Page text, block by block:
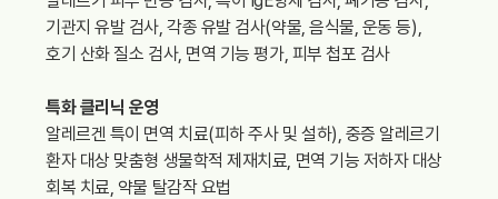
기관지 유발 검사, 각종 유발 검사(약물, 음식물, 운동 등),
호기 산화 질소 검사, 면역 기능 평가, 피부 첩포 검사
특화 클리닉 운영
알레르겐 특이 면역 치료(피하 주사 및 설하), 중증 알레르기
환자 대상 맞춤형 생물학적 제재치료, 면역 기능 저하자 대상
회복 치료, 약물 탈감작 요법